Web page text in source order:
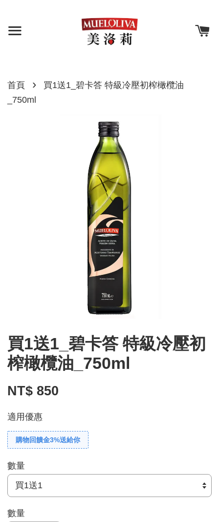
首頁 ›
買1送1_碧卡答 特級冷壓初榨橄欖油
_750ml
買1送1_碧卡答 特級冷壓初
榨橄欖油_750ml
NT$ 850
適用優惠
購物回饋金3%送給你
數量
數量